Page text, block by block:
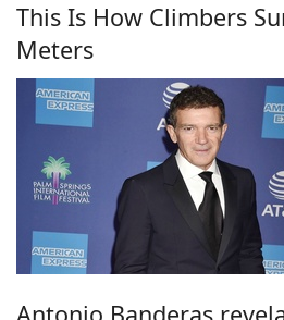
This Is How Climbers
Meters
Antonio Banderas